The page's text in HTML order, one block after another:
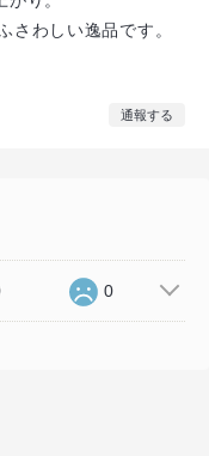
さわしい逸品です。
通報する
0